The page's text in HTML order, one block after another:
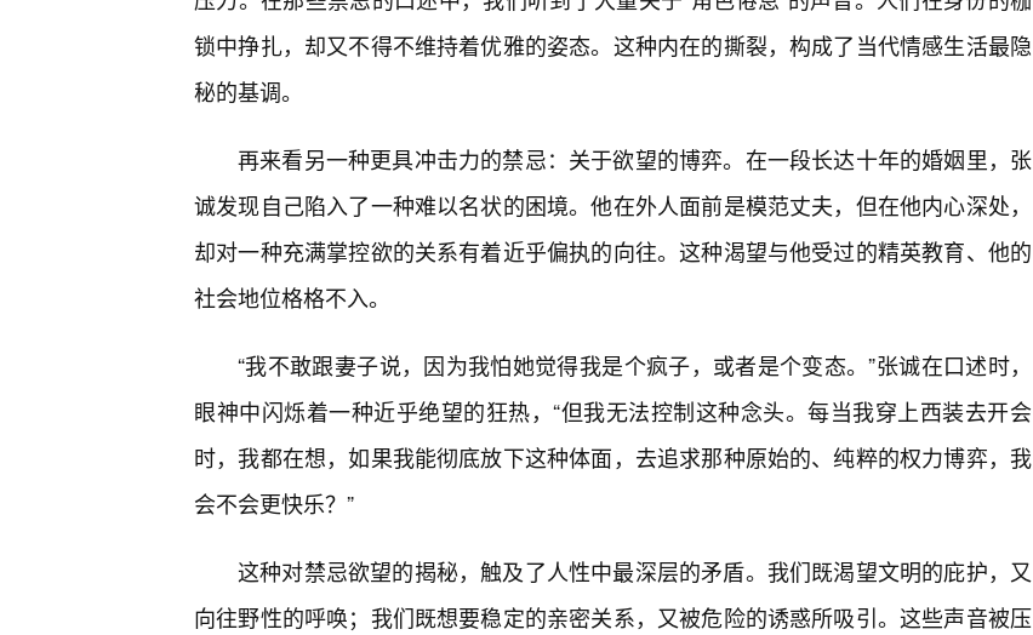
锁中挣扎，却又不得不维持着优雅的姿态。这种内在的撕裂，构成了当代情感生活最隐
秘的基调。
再来看另一种更具冲击力的禁忌：关于欲望的博弈。在一段长达十年的婚姻里，张
诚发现自己陷入了一种难以名状的困境。他在外人面前是模范丈夫，但在他内心深处，
却对一种充满掌控欲的关系有着近乎偏执的向往。这种渴望与他受过的精英教育、他的
社会地位格格不入。
“我不敢跟妻子说，因为我怕她觉得我是个疯子，或者是个变态。”张诚在口述时，
眼神中闪烁着一种近乎绝望的狂热，“但我无法控制这种念头。每当我穿上西装去开会
时，我都在想，如果我能彻底放下这种体面，去追求那种原始的、纯粹的权力博弈，我
会不会更快乐？”
这种对禁忌欲望的揭秘，触及了人性中最深层的矛盾。我们既渴望文明的庇护，又
向往野性的呼唤；我们既想要稳定的亲密关系，又被危险的诱惑所吸引。这些声音被压